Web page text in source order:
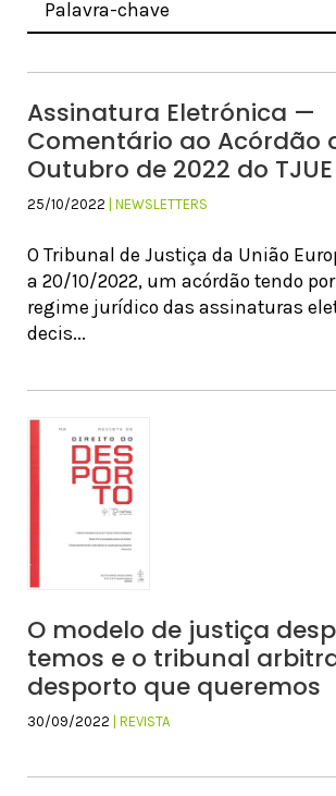
Assinatura Eletrónica —
Comentário ao Acórdão
Outubro de 2022 do TJUE
25/10/2022 | NEWSLETTERS
O Tribunal de Justiça da União
a 20/10/2022, um acórdão tendo
regime jurídico das assinaturas
decis...
O modelo de justiça
temos e o tribunal
desporto que queremos
30/09/2022 | REVISTA